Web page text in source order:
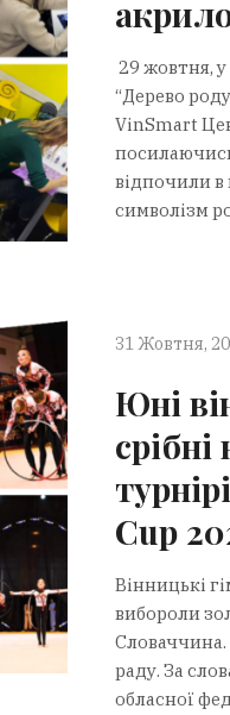
29 жовтня,
“Дерево
VinSmart
відпочили в
символізм
31 Жовтня,
Юні
Cup
Вінницькі
вибороли
Словаччина.
раду. За
обласної